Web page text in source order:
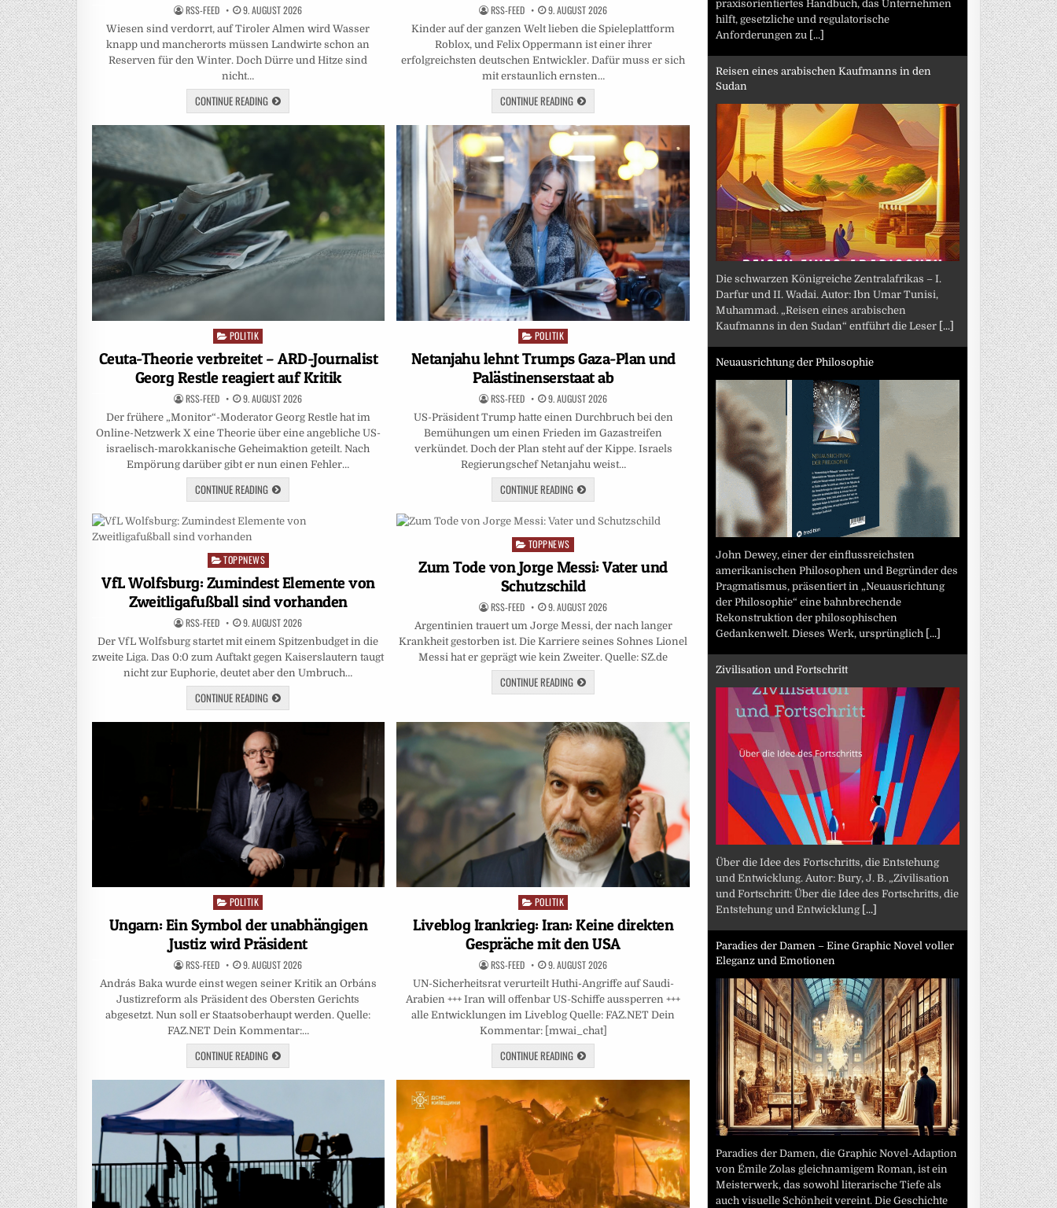
RSS-FEED 9. AUGUST 2026
Wiesen sind verdorrt, auf Tiroler Almen wird Wasser
knapp und mancherorts müssen Landwirte schon an
Reserven für den Winter. Doch Dürre und Hitze sind
nicht…
CONTINUE READING
RSS-FEED 9. AUGUST 2026
Kinder auf der ganzen Welt lieben die Spieleplattform
Roblox, und Felix Oppermann ist einer ihrer
erfolgreichsten deutschen Entwickler. Dafür muss er sich
mit erstaunlich ernsten…
CONTINUE READING
Posted
in
POLITIK
Ceuta-Theorie verbreitet – ARD-Journalist
Georg Restle reagiert auf Kritik
RSS-FEED 9. AUGUST 2026
Der frühere „Monitor“-Moderator Georg Restle hat im
Online-Netzwerk X eine Theorie über eine angebliche US-
israelisch-marokkanische Geheimaktion geteilt. Nach
Empörung darüber gibt er nun einen Fehler…
CONTINUE READING
Posted
in
POLITIK
Netanjahu lehnt Trumps Gaza-Plan und
Palästinenserstaat ab
RSS-FEED 9. AUGUST 2026
US-Präsident Trump hatte einen Durchbruch bei den
Bemühungen um einen Frieden im Gazastreifen
verkündet. Doch der Plan steht auf der Kippe. Israels
Regierungschef Netanjahu weist…
CONTINUE READING
Posted
in
TOPPNEWS
VfL Wolfsburg: Zumindest Elemente von
Zweitligafußball sind vorhanden
RSS-FEED 9. AUGUST 2026
Der VfL Wolfsburg startet mit einem Spitzenbudget in die
zweite Liga. Das 0:0 zum Auftakt gegen Kaiserslautern taugt
nicht zur Euphorie, deutet aber den Umbruch…
CONTINUE READING
Posted
in
TOPPNEWS
Zum Tode von Jorge Messi: Vater und
Schutzschild
RSS-FEED 9. AUGUST 2026
Argentinien trauert um Jorge Messi, der nach langer
Krankheit gestorben ist. Die Karriere seines Sohnes Lionel
Messi hat er geprägt wie kein Zweiter. Quelle: SZ.de
CONTINUE READING
Posted
in
POLITIK
Ungarn: Ein Symbol der unabhängigen
Justiz wird Präsident
RSS-FEED 9. AUGUST 2026
András Baka wurde einst wegen seiner Kritik an Orbáns
Justizreform als Präsident des Obersten Gerichts
abgesetzt. Nun soll er Staatsoberhaupt werden. Quelle:
FAZ.NET Dein Kommentar:…
CONTINUE READING
Posted
in
POLITIK
Liveblog Irankrieg: Iran: Keine direkten
Gespräche mit den USA
RSS-FEED 9. AUGUST 2026
UN-Sicherheitsrat verurteilt Huthi-Angriffe auf Saudi-
Arabien +++ Iran will offenbar US-Schiffe aussperren +++
alle Entwicklungen im Liveblog Quelle: FAZ.NET Dein
Kommentar: [mwai_chat]
CONTINUE READING
praxisorientiertes Handbuch, das Unternehmen
hilft, gesetzliche und regulatorische
Anforderungen zu [...]
Reisen eines arabischen Kaufmanns in den
Sudan
Die schwarzen Königreiche Zentralafrikas – I.
Darfur und II. Wadai. Autor: Ibn Umar Tunisi,
Muhammad. „Reisen eines arabischen
Kaufmanns in den Sudan“ entführt die Leser [...]
Neuausrichtung der Philosophie
John Dewey, einer der einflussreichsten
amerikanischen Philosophen und Begründer des
Pragmatismus, präsentiert in „Neuausrichtung
der Philosophie“ eine bahnbrechende
Rekonstruktion der philosophischen
Gedankenwelt. Dieses Werk, ursprünglich [...]
Zivilisation und Fortschritt
Über die Idee des Fortschritts, die Entstehung
und Entwicklung. Autor: Bury, J. B. „Zivilisation
und Fortschritt: Über die Idee des Fortschritts, die
Entstehung und Entwicklung [...]
Paradies der Damen – Eine Graphic Novel voller
Eleganz und Emotionen
Paradies der Damen, die Graphic Novel-Adaption
von Émile Zolas gleichnamigem Roman, ist ein
Meisterwerk, das sowohl literarische Tiefe als
auch visuelle Schönheit vereint. Die Geschichte